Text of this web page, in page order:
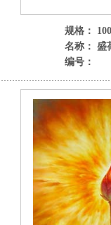
规格：
名称： 盛
编号：